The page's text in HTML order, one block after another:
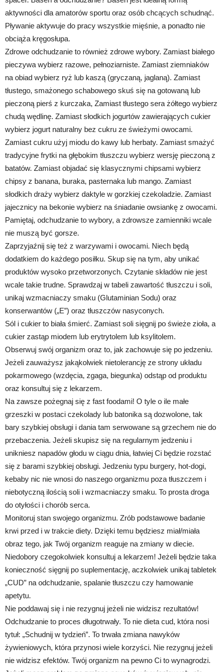
aktywności dla amatorów sportu oraz osób chcących schudnąć.
Pływanie aktywuje do pracy wszystkie mięśnie, a ponadto nie
obciąża kręgosłupa.
Zdrowe odchudzanie to również zdrowe wybory. Zamiast białego
pieczywa wybierz razowe, pełnoziarniste. Zamiast ziemniaków
na obiad wybierz ryż lub kaszą (gryczaną, jaglaną). Zamiast
tłustego, smażonego schabowego skuś się na gotowaną lub
pieczoną pierś z kurczaka, Zamiast tłustego sera żółtego wybierz
chudą wędlinę. Zamiast słodkich jogurtów zawierających cukier
wybierz jogurt naturalny bez cukru ze świeżymi owocami.
Zamiast cukru użyj miodu do kawy lub herbaty. Zamiast smażyć
tradycyjne frytki na głębokim tłuszczu wybierz wersję pieczoną z
batatów. Zamiast objadać się klasycznymi chipsami wybierz
chipsy z banana, buraka, pasternaka lub mango. Zamiast
słodkich draży wybierz daktyle w gorzkiej czekoladzie. Zamiast
jajecznicy na bekonie wybierz na śniadanie owsiankę z owocami.
Pamiętaj, odchudzanie to wybory, a zdrowsze zamienniki wcale
nie muszą być gorsze.
Zaprzyjaźnij się też z warzywami i owocami. Niech będą
dodatkiem do każdego posiłku. Skup się na tym, aby unikać
produktów wysoko przetworzonych. Czytanie składów nie jest
wcale takie trudne. Sprawdzaj w tabeli zawartość tłuszczu i soli,
unikaj wzmacniaczy smaku (Glutaminian Sodu) oraz
konserwantów („E”) oraz tłuszczów nasyconych.
Sól i cukier to biała śmierć. Zamiast soli sięgnij po świeże zioła, a
cukier zastąp miodem lub erytrytolem lub ksylitolem.
Obserwuj swój organizm oraz to, jak zachowuje się po jedzeniu.
Jeżeli zauważysz jakąkolwiek nietolerancję ze strony układu
pokarmowego (wzdęcia, zgaga, biegunka) odstąp od produktu
oraz konsultuj się z lekarzem.
Na zawsze pożegnaj się z fast foodami! O tyle o ile małe
grzeszki w postaci czekolady lub batonika są dozwolone, tak
bary szybkiej obsługi i dania tam serwowane są grzechem nie do
przebaczenia. Jeżeli skupisz się na regularnym jedzeniu i
unikniesz napadów głodu w ciągu dnia, łatwiej Ci będzie rozstać
się z barami szybkiej obsługi. Jedzeniu typu burgery, hot-dogi,
kebaby nic nie wnosi do naszego organizmu poza tłuszczem i
niebotyczną ilością soli i wzmacniaczy smaku. To prosta droga
do otyłości i chorób serca.
Monitoruj stan swojego organizmu. Zrób podstawowe badanie
krwi przed i w trakcie diety. Dzięki temu będziesz miał/miała
obraz tego, jak Twój organizm reaguje na zmiany w diecie.
Niedobory czegokolwiek konsultuj a lekarzem! Jeżeli będzie taka
konieczność sięgnij po suplementację, aczkolwiek unikaj tabletek
„CUD” na odchudzanie, spalanie tłuszczu czy hamowanie
apetytu.
Nie poddawaj się i nie rezygnuj jeżeli nie widzisz rezultatów!
Odchudzanie to proces długotrwały. To nie dieta cud, która nosi
tytuł: „Schudnij w tydzień”. To trwała zmiana nawyków
żywieniowych, która przynosi wiele korzyści. Nie rezygnuj jeżeli
nie widzisz efektów. Twój organizm na pewno Ci to wynagrodzi.